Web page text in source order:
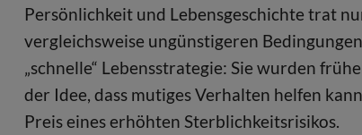
Persönlichkeit und Lebensgeschichte trat
vergleichsweise ungünstigeren
„schnelle“ Lebensstrategie: Sie wurden
der Idee, dass mutiges Verhalten helfen
Preis eines erhöhten Sterblichkeitsrisikos.